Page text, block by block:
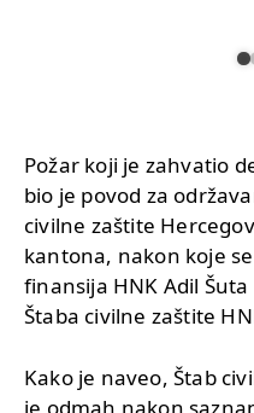
Požar koji je zahvatio
bio je povod za
civilne zaštite
kantona, nakon koje
finansija HNK Adil
Štaba civilne zaštite
Kako je naveo, Štab
je odmah nakon